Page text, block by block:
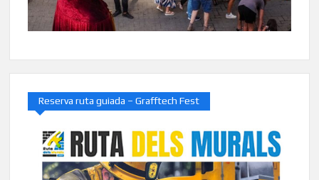
Reserva ruta guiada – Grafftech Fest